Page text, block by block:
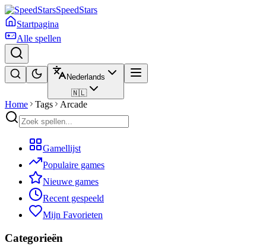
SpeedStars
Startpagina
Alle spellen
Nederlands
🇳🇱
Home Tags Arcade
Gamellijst
Populaire games
Nieuwe games
Recent gespeeld
Mijn Favorieten
Categorieën